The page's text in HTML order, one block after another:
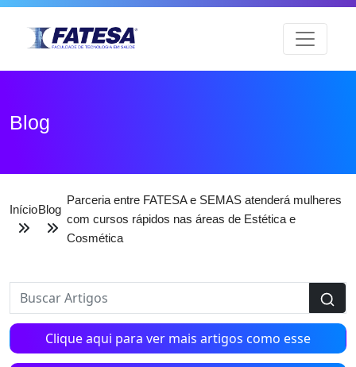
Blog
InícioBlog
Parceria entre FATESA e SEMAS atenderá mulheres
com cursos rápidos nas áreas de Estética e
Cosmética
Clique aqui para ver mais artigos como esse